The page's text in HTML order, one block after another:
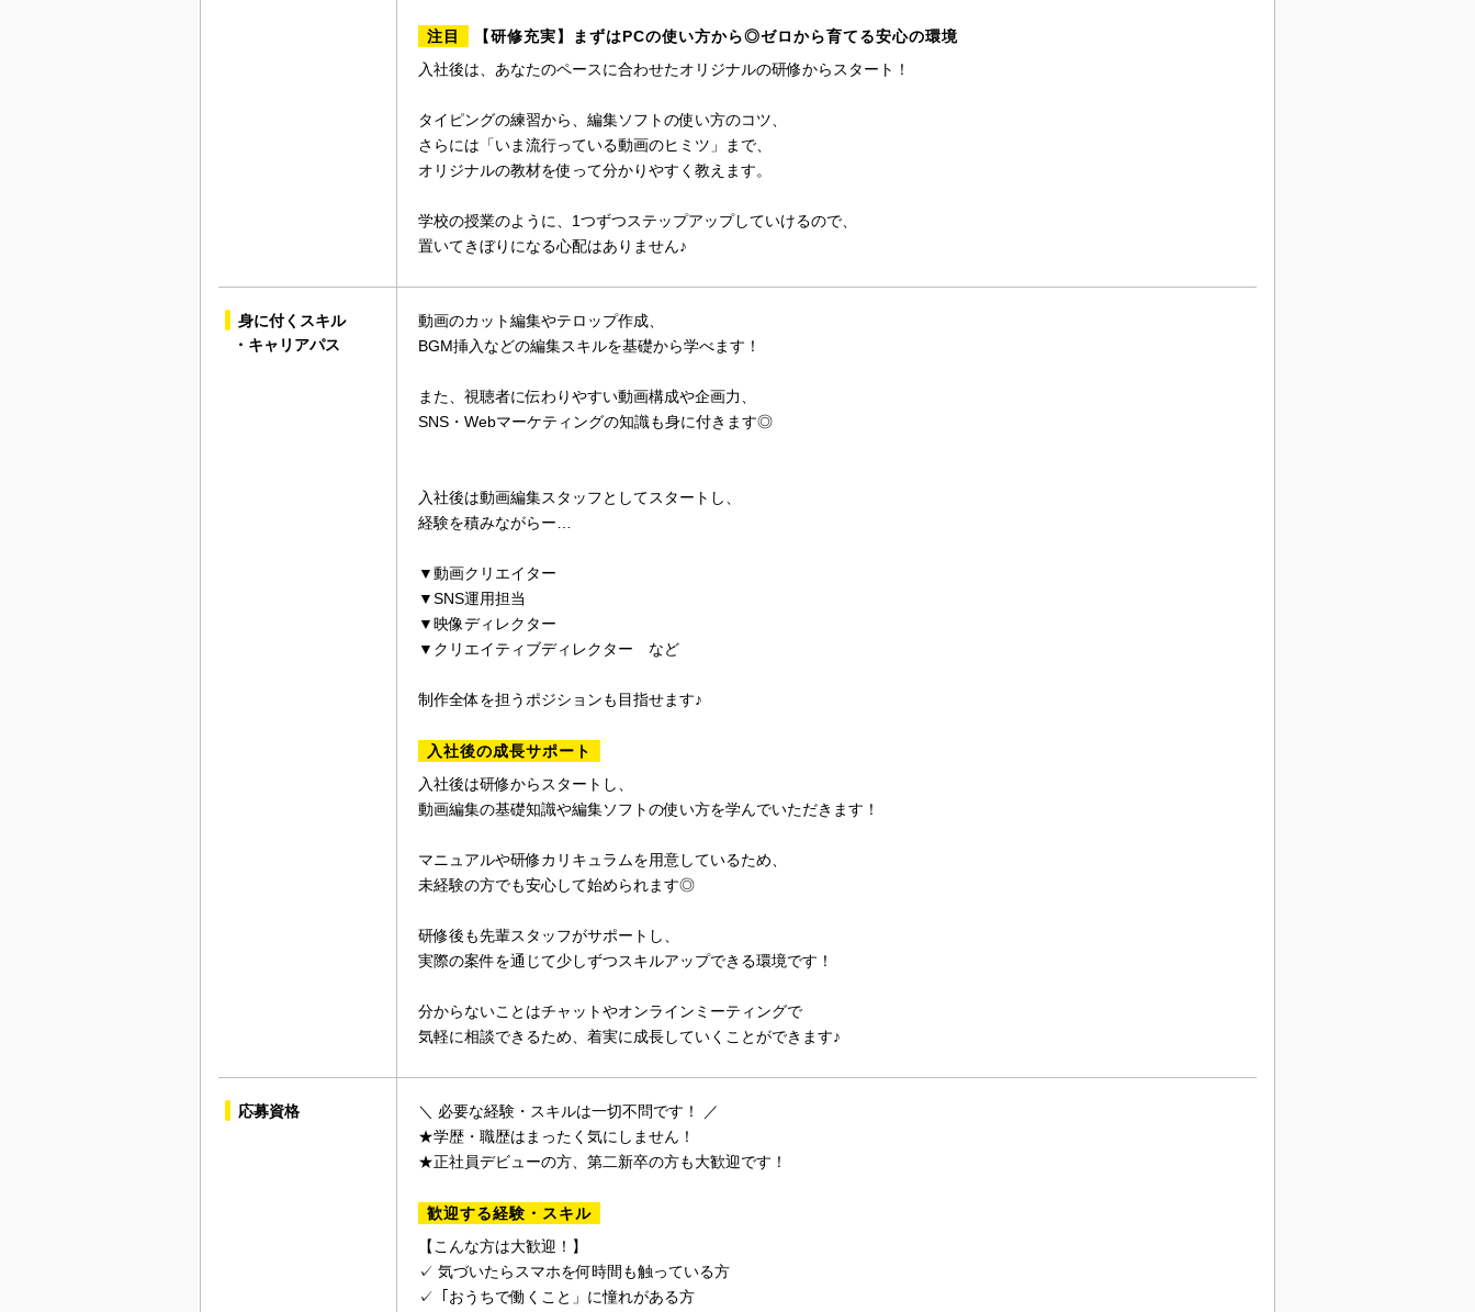
注目
【研修充実】まずはPCの使い方から◎ゼロから育てる安心の環境
入社後は、あなたのペースに合わせたオリジナルの研修からスタート！
タイピングの練習から、編集ソフトの使い方のコツ、
さらには「いま流行っている動画のヒミツ」まで、
オリジナルの教材を使って分かりやすく教えます。
学校の授業のように、1つずつステップアップしていけるので、
置いてきぼりになる心配はありません♪
身に付くスキル
・キャリアパス
動画のカット編集やテロップ作成、
BGM挿入などの編集スキルを基礎から学べます！
また、視聴者に伝わりやすい動画構成や企画力、
SNS・Webマーケティングの知識も身に付きます◎
入社後は動画編集スタッフとしてスタートし、
経験を積みながらー…
▼動画クリエイター
▼SNS運用担当
▼映像ディレクター
▼クリエイティブディレクター など
制作全体を担うポジションも目指せます♪
入社後の成長サポート
入社後は研修からスタートし、
動画編集の基礎知識や編集ソフトの使い方を学んでいただきます！
マニュアルや研修カリキュラムを用意しているため、
未経験の方でも安心して始められます◎
研修後も先輩スタッフがサポートし、
実際の案件を通じて少しずつスキルアップできる環境です！
分からないことはチャットやオンラインミーティングで
気軽に相談できるため、着実に成長していくことができます♪
応募資格
＼ 必要な経験・スキルは一切不問です！ ／
★学歴・職歴はまったく気にしません！
★正社員デビューの方、第二新卒の方も大歓迎です！
歓迎する経験・スキル
【こんな方は大歓迎！】
✓ 気づいたらスマホを何時間も触っている方
✓「おうちで働くこと」に憧れがある方